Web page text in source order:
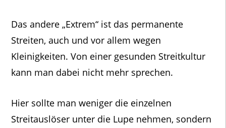
Das andere „Extrem“ ist das permanente
Streiten, auch und vor allem wegen
Kleinigkeiten. Von einer gesunden Streitkultur
kann man dabei nicht mehr sprechen.
Hier sollte man weniger die einzelnen
Streitauslöser unter die Lupe nehmen, sondern